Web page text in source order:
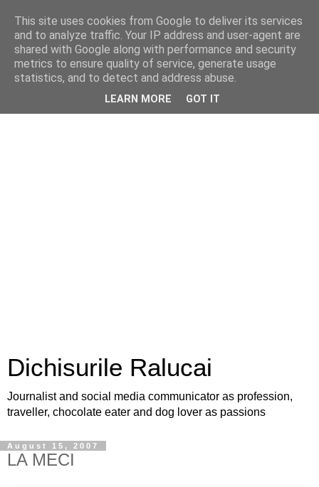
Dichisurile Ralucai
Journalist and social media communicator as profession,
traveller, chocolate eater and dog lover as passions
August 15, 2007
LA MECI
This site uses cookies from Google to deliver its services
and to analyze traffic. Your IP address and user-agent are
shared with Google along with performance and security
metrics to ensure quality of service, generate usage
statistics, and to detect and address abuse.
LEARN MORE GOT IT